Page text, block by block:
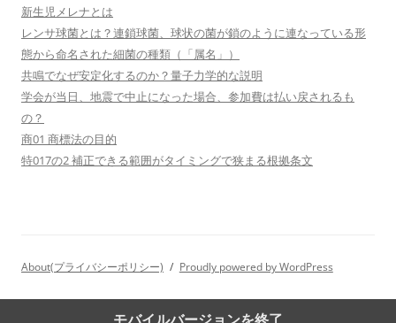
新生児メレナとは
レンサ球菌とは？連鎖球菌、球状の菌が鎖のように連なっている形
態から命名された細菌の種類（「属名」）
共鳴でなぜ安定化するのか？量子力学的な説明
学会が当日、地震で中止になった場合、参加費は払い戻されるも
の？
商01 商標法の目的
特017の2 補正できる範囲がタイミングで狭まる根拠条文
About(プライバシーポリシー) Proudly powered by WordPress
モバイルバージョンを終了